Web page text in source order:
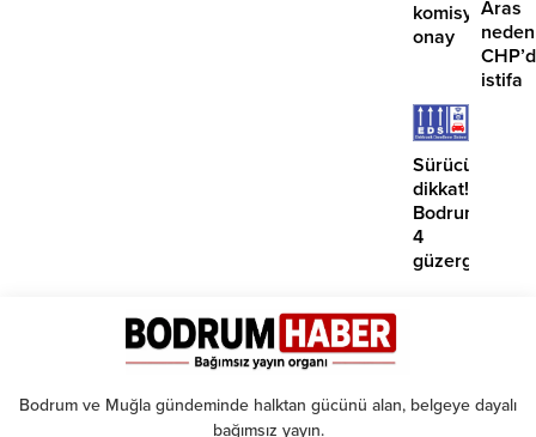
komisyondan
onay
Aras
neden
istifa
Sürücüler
dikkat!
Bodrum’da
4
güzergahta
Bodrum ve Muğla gündeminde halktan gücünü alan, belgeye dayalı
bağımsız yayın.